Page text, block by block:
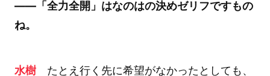
――「全力全開」はなのはの決めゼリフですもの
ね。
水樹たとえ行く先に希望がなかったとしても、